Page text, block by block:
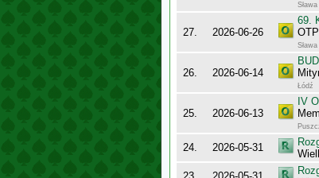
Sława
27. 2026-06-26
69.
Sława
26. 2026-06-14
Łódź
25. 2026-06-13
IV
24. 2026-05-31